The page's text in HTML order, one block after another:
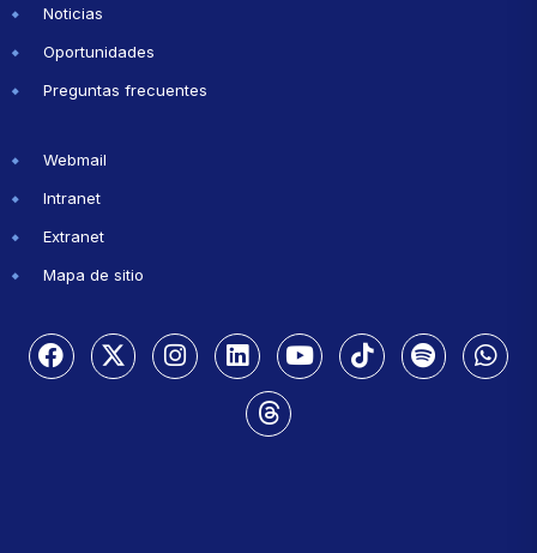
Noticias
Oportunidades
Preguntas frecuentes
Webmail
Intranet
Extranet
Mapa de sitio